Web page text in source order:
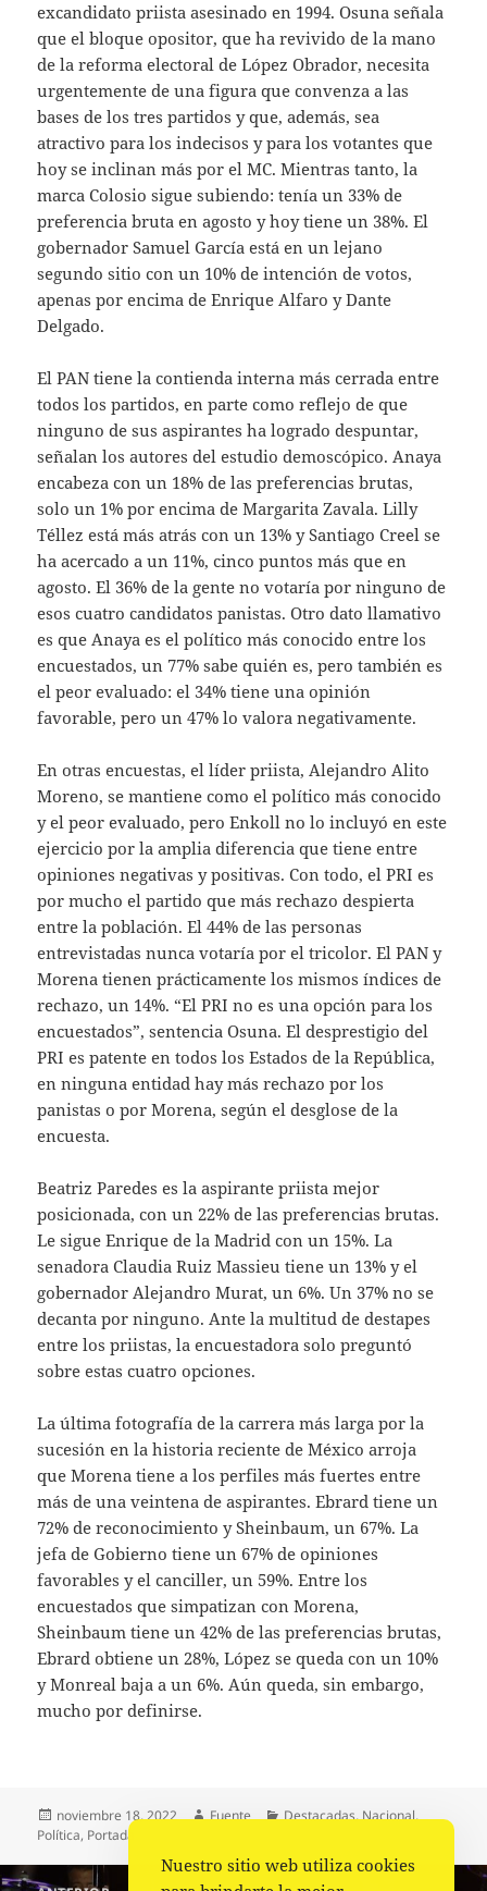
excandidato priista asesinado en 1994. Osuna señala
que el bloque opositor, que ha revivido de la mano
de la reforma electoral de López Obrador, necesita
urgentemente de una figura que convenza a las
bases de los tres partidos y que, además, sea
atractivo para los indecisos y para los votantes que
hoy se inclinan más por el MC. Mientras tanto, la
marca Colosio sigue subiendo: tenía un 33% de
preferencia bruta en agosto y hoy tiene un 38%. El
gobernador Samuel García está en un lejano
segundo sitio con un 10% de intención de votos,
apenas por encima de Enrique Alfaro y Dante
Delgado.
El PAN tiene la contienda interna más cerrada entre
todos los partidos, en parte como reflejo de que
ninguno de sus aspirantes ha logrado despuntar,
señalan los autores del estudio demoscópico. Anaya
encabeza con un 18% de las preferencias brutas,
solo un 1% por encima de Margarita Zavala. Lilly
Téllez está más atrás con un 13% y Santiago Creel se
ha acercado a un 11%, cinco puntos más que en
agosto. El 36% de la gente no votaría por ninguno de
esos cuatro candidatos panistas. Otro dato llamativo
es que Anaya es el político más conocido entre los
encuestados, un 77% sabe quién es, pero también es
el peor evaluado: el 34% tiene una opinión
favorable, pero un 47% lo valora negativamente.
En otras encuestas, el líder priista, Alejandro Alito
Moreno, se mantiene como el político más conocido
y el peor evaluado, pero Enkoll no lo incluyó en este
ejercicio por la amplia diferencia que tiene entre
opiniones negativas y positivas. Con todo, el PRI es
por mucho el partido que más rechazo despierta
entre la población. El 44% de las personas
entrevistadas nunca votaría por el tricolor. El PAN y
Morena tienen prácticamente los mismos índices de
rechazo, un 14%. “El PRI no es una opción para los
encuestados”, sentencia Osuna. El desprestigio del
PRI es patente en todos los Estados de la República,
en ninguna entidad hay más rechazo por los
panistas o por Morena, según el desglose de la
encuesta.
Beatriz Paredes es la aspirante priista mejor
posicionada, con un 22% de las preferencias brutas.
Le sigue Enrique de la Madrid con un 15%. La
senadora Claudia Ruiz Massieu tiene un 13% y el
gobernador Alejandro Murat, un 6%. Un 37% no se
decanta por ninguno. Ante la multitud de destapes
entre los priistas, la encuestadora solo preguntó
sobre estas cuatro opciones.
La última fotografía de la carrera más larga por la
sucesión en la historia reciente de México arroja
que Morena tiene a los perfiles más fuertes entre
más de una veintena de aspirantes. Ebrard tiene un
72% de reconocimiento y Sheinbaum, un 67%. La
jefa de Gobierno tiene un 67% de opiniones
favorables y el canciller, un 59%. Entre los
encuestados que simpatizan con Morena,
Sheinbaum tiene un 42% de las preferencias brutas,
Ebrard obtiene un 28%, López se queda con un 10%
y Monreal baja a un 6%. Aún queda, sin embargo,
mucho por definirse.
Publicado
el
noviembre 18, 2022 Autor
Fuente Categorías
Destacadas,Nacional,
Política, Portada
Navegación
Nuestro sitio web utiliza cookies